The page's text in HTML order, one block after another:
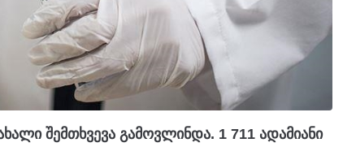
შემთხვევა გამოვლინდა. 1 711 ადამიანი